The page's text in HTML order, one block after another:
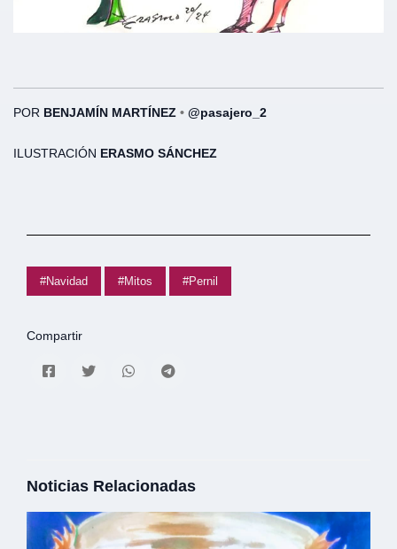
POR BENJAMÍN MARTÍNEZ • @pasajero_2
ILUSTRACIÓN ERASMO SÁNCHEZ
#Navidad #Mitos #Pernil
Compartir
Noticias Relacionadas